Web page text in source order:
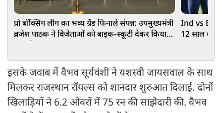
प्रो बॉक्सिंग लीग का भव्य ग्रैंड फिनाले संपन्न: उपमुख्यमंत्री
ब्रजेश पाठक ने विजेताओं को बाइक-स्कूटी देकर किया
Ind vs
12 साल बाद
इसके जवाब में वैभव सूर्यवंशी ने यशस्वी जायसवाल के साथ
मिलकर राजस्थान रॉयल्स को शानदार शुरुआत दिलाई. दोनों
खिलाड़ियों ने 6.2 ओवरों में 75 रन की साझेदारी की. वैभव